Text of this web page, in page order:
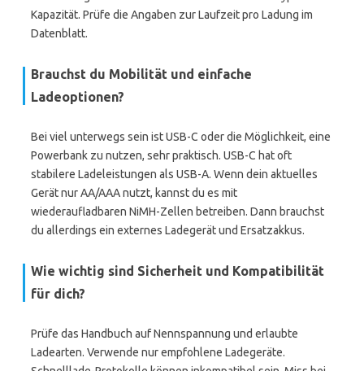
Kapazität. Prüfe die Angaben zur Laufzeit pro Ladung im
Datenblatt.
Brauchst du Mobilität und einfache
Ladeoptionen?
Bei viel unterwegs sein ist USB-C oder die Möglichkeit, eine
Powerbank zu nutzen, sehr praktisch. USB-C hat oft
stabilere Ladeleistungen als USB-A. Wenn dein aktuelles
Gerät nur AA/AAA nutzt, kannst du es mit
wiederaufladbaren NiMH-Zellen betreiben. Dann brauchst
du allerdings ein externes Ladegerät und Ersatzakkus.
Wie wichtig sind Sicherheit und Kompatibilität
für dich?
Prüfe das Handbuch auf Nennspannung und erlaubte
Ladearten. Verwende nur empfohlene Ladegeräte.